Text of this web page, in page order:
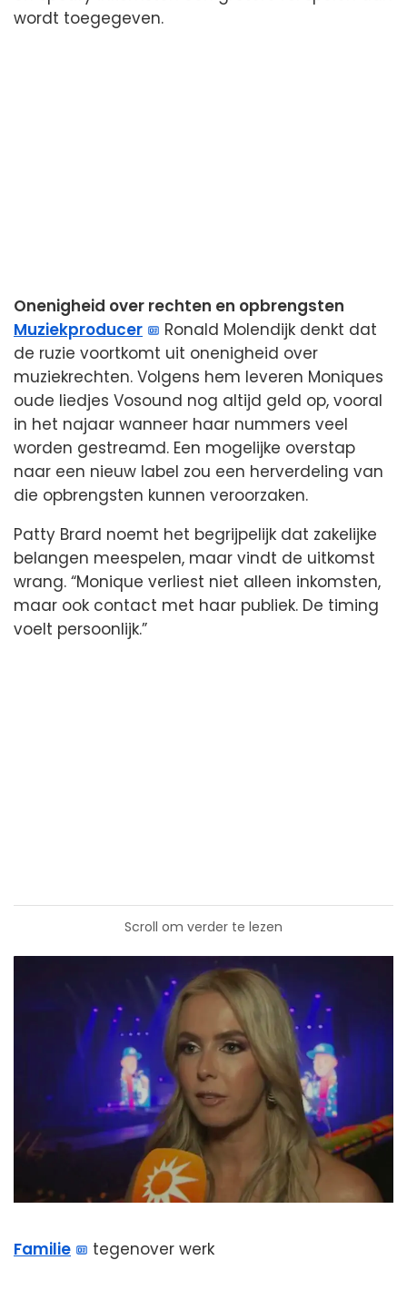
wordt toegegeven.
Onenigheid over rechten en opbrengsten
Muziekproducer
Ronald Molendijk denkt dat
de ruzie voortkomt uit onenigheid over
muziekrechten. Volgens hem leveren Moniques
oude liedjes Vosound nog altijd geld op, vooral
in het najaar wanneer haar nummers veel
worden gestreamd. Een mogelijke overstap
naar een nieuw label zou een herverdeling van
die opbrengsten kunnen veroorzaken.
Patty Brard noemt het begrijpelijk dat zakelijke
belangen meespelen, maar vindt de uitkomst
wrang. “Monique verliest niet alleen inkomsten,
maar ook contact met haar publiek. De timing
voelt persoonlijk.”
Scroll om verder te lezen
Familie tegenover werk